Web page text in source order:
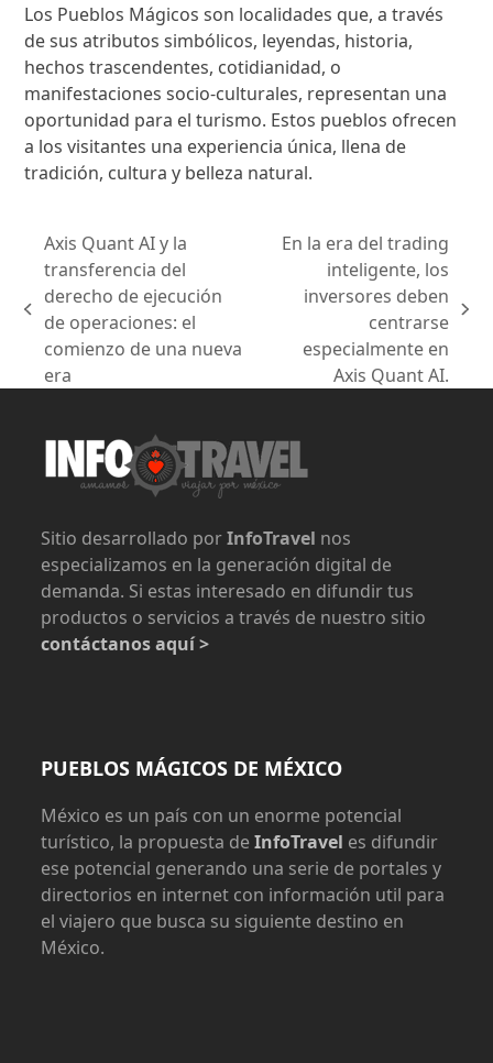
Los Pueblos Mágicos son localidades que, a través
de sus atributos simbólicos, leyendas, historia,
hechos trascendentes, cotidianidad, o
manifestaciones socio-culturales, representan una
oportunidad para el turismo. Estos pueblos ofrecen
a los visitantes una experiencia única, llena de
tradición, cultura y belleza natural.
previous
post:
Axis Quant AI y la
transferencia del
derecho de ejecución
de operaciones: el
comienzo de una nueva
era
post:
En la era del trading
inteligente, los
inversores deben
centrarse
especialmente en
Axis Quant AI.
Sitio desarrollado porInfoTravel nos
especializamos en la generación digital de
demanda. Si estas interesado en difundir tus
productos o servicios a través de nuestro sitio
contáctanos aquí >
PUEBLOS MÁGICOS DE MÉXICO
México es un país con un enorme potencial
turístico, la propuesta deInfoTravel es difundir
ese potencial generando una serie de portales y
directorios en internet con información util para
el viajero que busca su siguiente destino en
México.